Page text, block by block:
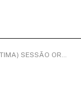
PERÍODO LEGISLATIVO DA 20ª LEGISLATURA.